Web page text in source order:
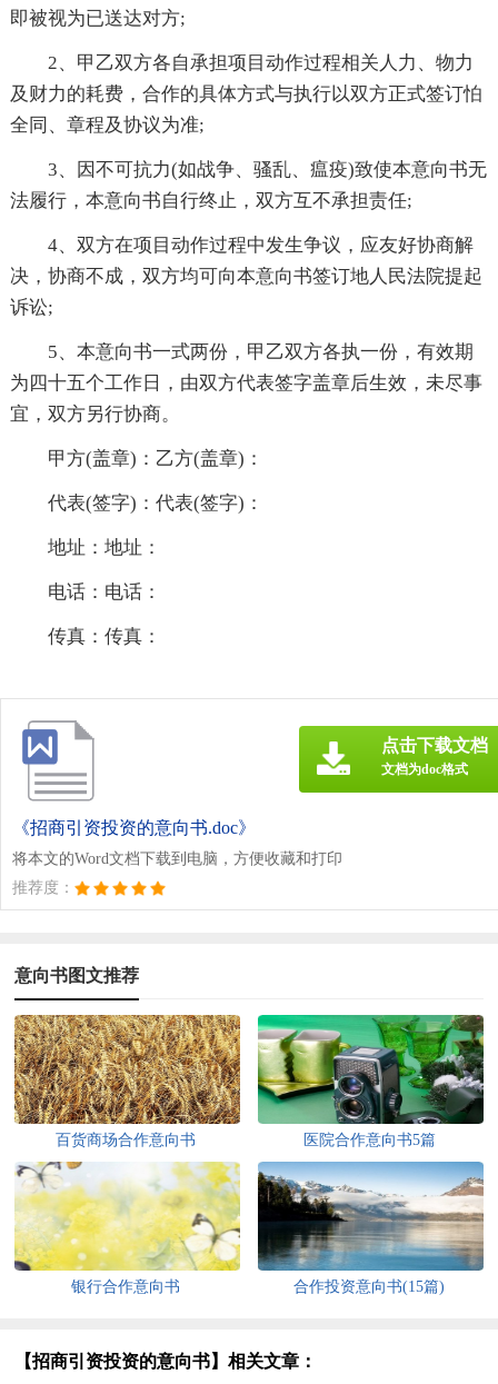
即被视为已送达对方;
2、甲乙双方各自承担项目动作过程相关人力、物力
及财力的耗费，合作的具体方式与执行以双方正式签订怕
全同、章程及协议为准;
3、因不可抗力(如战争、骚乱、瘟疫)致使本意向书无
法履行，本意向书自行终止，双方互不承担责任;
4、双方在项目动作过程中发生争议，应友好协商解
决，协商不成，双方均可向本意向书签订地人民法院提起
诉讼;
5、本意向书一式两份，甲乙双方各执一份，有效期
为四十五个工作日，由双方代表签字盖章后生效，未尽事
宜，双方另行协商。
甲方(盖章)：乙方(盖章)：
代表(签字)：代表(签字)：
地址：地址：
电话：电话：
传真：传真：
《招商引资投资的意向书.doc》
将本文的Word文档下载到电脑，方便收藏和打印
推荐度：
点击下载文档
文档为doc格式
意向书图文推荐
百货商场合作意向书 医院合作意向书5篇
银行合作意向书 合作投资意向书(15篇)
【招商引资投资的意向书】相关文章：